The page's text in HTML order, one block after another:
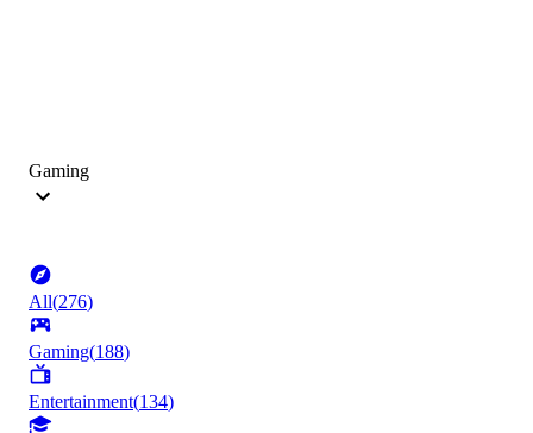
Gaming
All(276)
Gaming(188)
Entertainment(134)